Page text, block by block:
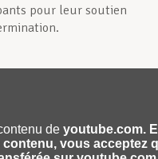
pour leur soutien